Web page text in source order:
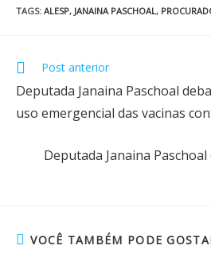
TAGS: ALESP, JANAINA PASCHOAL,
Post anterior
Deputada Janaina Paschoal
uso emergencial das vacinas
Deputada Janaina
VOCÊ TAMBÉM PODE